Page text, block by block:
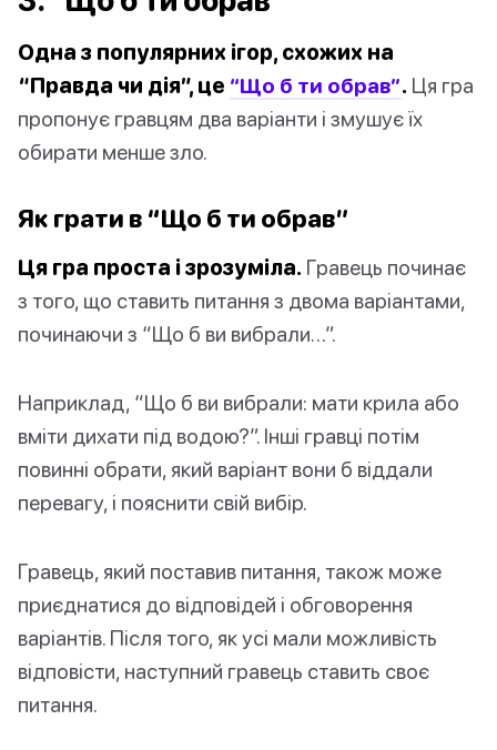
Одна з популярних ігор, схожих на
“Правда чи дія”, це “Що б ти обрав”. Ця гра
пропонує гравцям два варіанти і змушує їх
обирати менше зло.
Як грати в “Що б ти обрав”
Ця гра проста і зрозуміла. Гравець починає
з того, що ставить питання з двома варіантами,
починаючи з “Що б ви вибрали…”.
Наприклад, “Що б ви вибрали: мати крила або
вміти дихати під водою?”. Інші гравці потім
повинні обрати, який варіант вони б віддали
перевагу, і пояснити свій вибір.
Гравець, який поставив питання, також може
приєднатися до відповідей і обговорення
варіантів. Після того, як усі мали можливість
відповісти, наступний гравець ставить своє
питання.